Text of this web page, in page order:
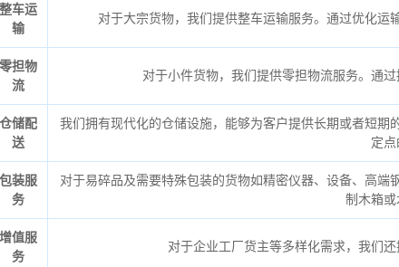
整车运
输
对于大宗货物，我们提供整车运输服务。通过优化运
零担物
流
对于小件货物，我们提供零担物流服务。通
仓储配
送
我们拥有现代化的仓储设施，能够为客户提供长期或者短期
定点
包装服
务
对于易碎品及需要特殊包装的货物如精密仪器、设备、高
制木箱或
增值服
务
对于企业工厂货主等多样化需求，我们